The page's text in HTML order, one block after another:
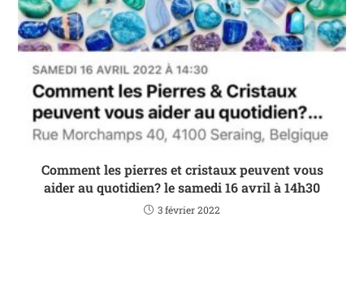
Comment les pierres et cristaux peuvent vous
aider au quotidien? le samedi 16 avril à 14h30
3 février 2022